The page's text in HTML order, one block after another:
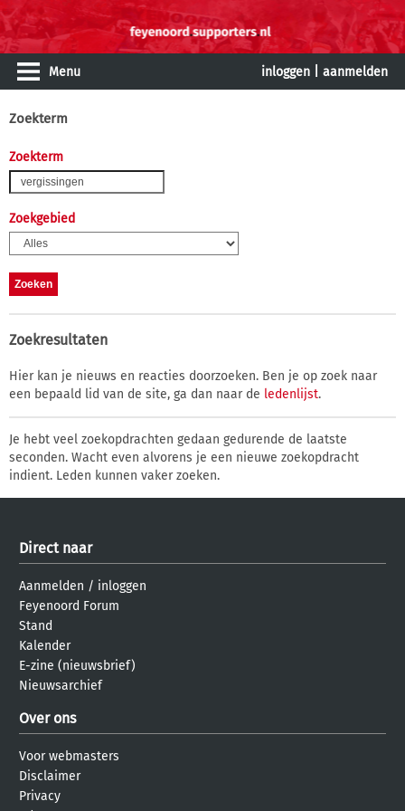
Menu inloggen aanmelden
Zoekterm
Zoekterm
Zoekgebied
Zoekresultaten
Hier kan je nieuws en reacties doorzoeken. Ben je op zoek naar
een bepaald lid van de site, ga dan naar de ledenlijst.
Je hebt veel zoekopdrachten gedaan gedurende de laatste
seconden. Wacht even alvorens je een nieuwe zoekopdracht
indient. Leden kunnen vaker zoeken.
Direct naar
Aanmelden / inloggen
Feyenoord Forum
Stand
Kalender
E-zine (nieuwsbrief)
Nieuwsarchief
Over ons
Voor webmasters
Disclaimer
Privacy